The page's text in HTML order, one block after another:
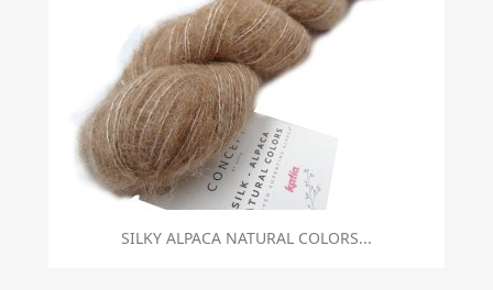
SILKY ALPACA NATURAL COLORS...